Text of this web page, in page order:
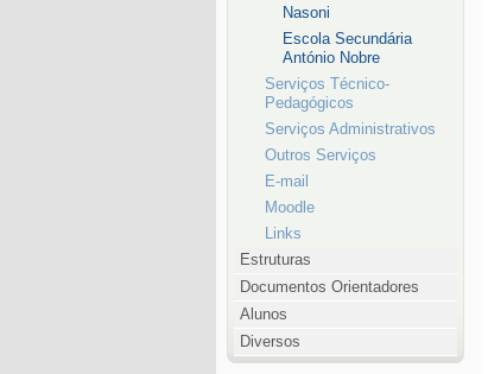
Nasoni
Escola Secundária
António Nobre
Serviços Técnico-
Pedagógicos
Serviços Administrativos
Outros Serviços
E-mail
Moodle
Links
Estruturas
Documentos Orientadores
Alunos
Diversos